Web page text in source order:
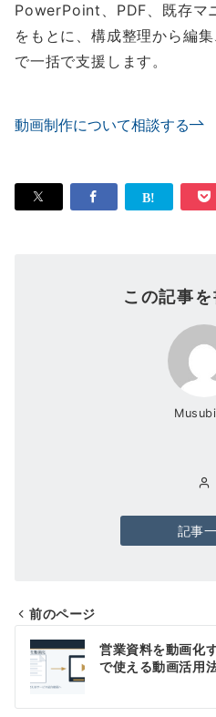
PowerPoint、PDF、既存マ
をもとに、構成整理から編
で一括で支援します。
動画制作について相談する
この記事
記事
投
稿
ナ
前のページ
営業資料を動画化
で使える動画活用